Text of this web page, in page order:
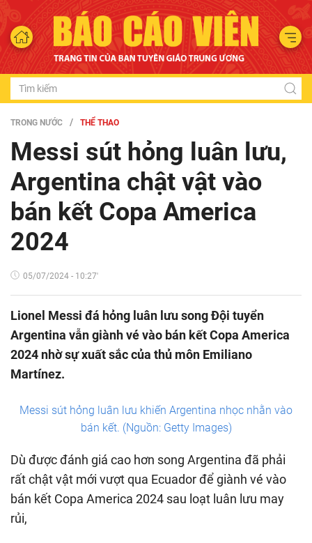
TRONG NƯỚC THỂ THAO
Messi sút hỏng luân lưu,
Argentina chật vật vào
bán kết Copa America
2024
05/07/2024 - 10:27'
Lionel Messi đá hỏng luân lưu song Đội tuyển
Argentina vẫn giành vé vào bán kết Copa America
2024 nhờ sự xuất sắc của thủ môn Emiliano
Martínez.
Messi sút hỏng luân lưu khiến Argentina nhọc nhằn vào
bán kết. (Nguồn: Getty Images)
Dù được đánh giá cao hơn song Argentina đã phải
rất chật vật mới vượt qua Ecuador để giành vé vào
bán kết Copa America 2024 sau loạt luân lưu may
rủi,